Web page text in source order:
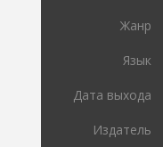
Жанр
Язык
Дата выхода
Издатель